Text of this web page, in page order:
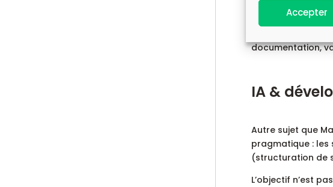
Accepter
ne vaut pas
C’est aussi
documentation,
IA &
Autre sujet que
pragmatique : les
(structuration de
L’objectif n’est